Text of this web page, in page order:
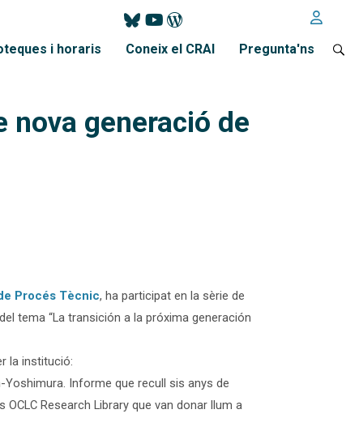
i horaris Coneix el CRAI Pregunta'ns
nova generació de
Procés Tècnic, ha participat en la sèrie de
tema “La transición a la próxima generación
la institució:
Yoshimura. Informe que recull sis anys de
Research Library que van donar llum a